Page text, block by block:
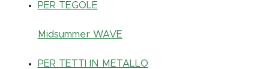
PER TEGOLE
Midsummer WAVE
PER TETTI IN METALLO